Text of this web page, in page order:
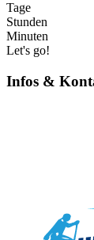
Tage
Stunden
Minuten
Let's go!
Infos &